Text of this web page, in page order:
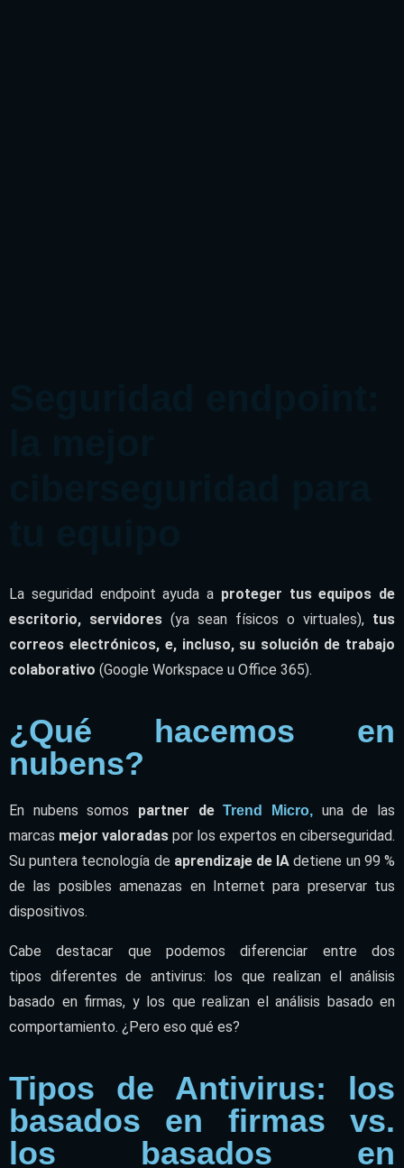
La seguridad endpoint ayuda a proteger tus equipos de
escritorio, servidores (ya sean físicos o virtuales), tus
correos electrónicos, e, incluso, su solución de trabajo
colaborativo (Google Workspace u Office 365).
¿Qué hacemos en
nubens?
En nubens somos partner deTrend Micro, una de las
marcas mejor valoradas por los expertos en ciberseguridad.
Su puntera tecnología de aprendizaje de IAdetiene un 99 %
de las posibles amenazas en Internet para preservar tus
dispositivos.
Cabe destacar que podemos diferenciar entre dos
tipos diferentes de antivirus: los que realizan el análisis
basado en firmas, y los que realizan el análisis basado en
comportamiento. ¿Pero eso qué es?
Tipos de Antivirus: los
basados en firmas vs.
los basados en